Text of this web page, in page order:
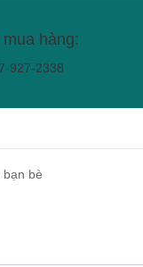
hàng:
927-2338
bè